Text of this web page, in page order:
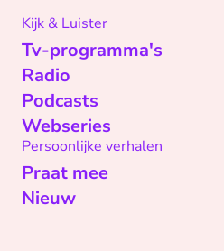
Kijk & Luister
Tv-programma's
Radio
Podcasts
Webseries
Persoonlijke verhalen
Praat mee
Nieuw